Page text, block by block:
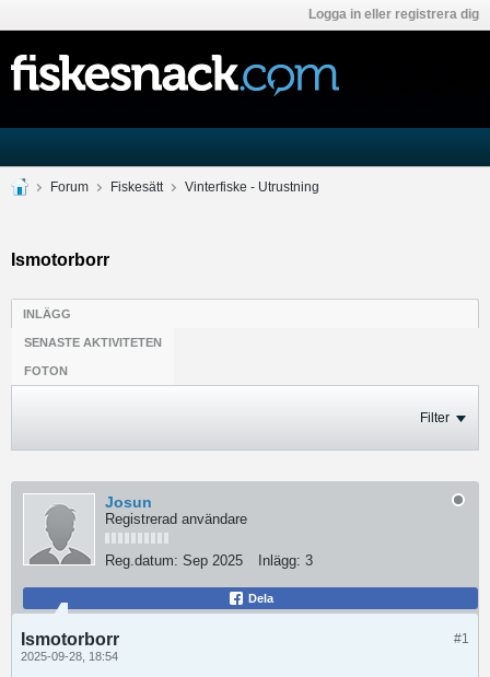
Logga in eller registrera dig
Forum Fiskesätt Vinterfiske - Utrustning
Ismotorborr
INLÄGG
SENASTE AKTIVITETEN
FOTON
Filter
Josun
Registrerad användare
Reg.datum: Sep 2025 Inlägg: 3
Dela
#1
Ismotorborr
2025-09-28, 18:54